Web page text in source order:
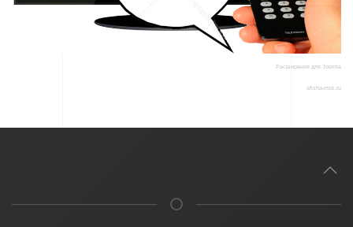
Расширения для Joomla
afisha-msk.ru